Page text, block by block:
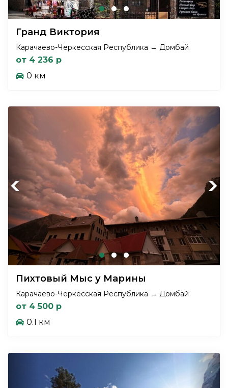
Гранд Виктория
Карачаево-Черкесская Республика → Домбай
от 4 236 р
0 км
Previous Next
Пихтовый Мыс у Марины
Карачаево-Черкесская Республика → Домбай
от 4 500 р
0.1 км